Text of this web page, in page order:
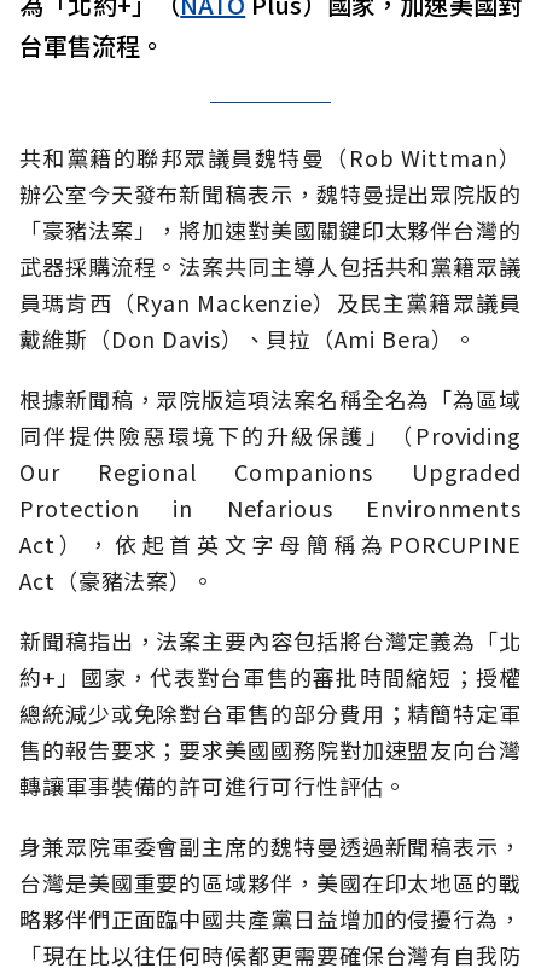
台軍售流程。
共和黨籍的聯邦眾議員魏特曼（Rob Wittman）
辦公室今天發布新聞稿表示，魏特曼提出眾院版的
「豪豬法案」，將加速對美國關鍵印太夥伴台灣的
武器採購流程。法案共同主導人包括共和黨籍眾議
員瑪肯西（Ryan Mackenzie）及民主黨籍眾議員
戴維斯（Don Davis）、貝拉（Ami Bera）。
根據新聞稿，眾院版這項法案名稱全名為「為區域
同伴提供險惡環境下的升級保護」（Providing
Our Regional Companions Upgraded
Protection in Nefarious Environments
Act），依起首英文字母簡稱為PORCUPINE
Act（豪豬法案）。
新聞稿指出，法案主要內容包括將台灣定義為「北
約+」國家，代表對台軍售的審批時間縮短；授權
總統減少或免除對台軍售的部分費用；精簡特定軍
售的報告要求；要求美國國務院對加速盟友向台灣
轉讓軍事裝備的許可進行可行性評估。
身兼眾院軍委會副主席的魏特曼透過新聞稿表示，
台灣是美國重要的區域夥伴，美國在印太地區的戰
略夥伴們正面臨中國共產黨日益增加的侵擾行為，
「現在比以往任何時候都更需要確保台灣有自我防